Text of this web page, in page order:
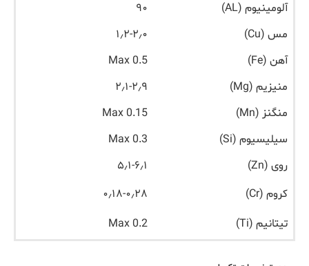
آلومینیوم (AL)
۹۰
مس (Cu)
۱٫۲-۲٫۰
آهن (Fe)
Max 0.5
منیزیم (Mg)
۲٫۱-۲٫۹
منگنز (Mn)
Max 0.15
سیلیسیوم (Si)
Max 0.3
روی (Zn)
۵٫۱-۶٫۱
کروم (Cr)
۰٫۱۸-۰٫۲۸
تیتانیم (Ti)
Max 0.2